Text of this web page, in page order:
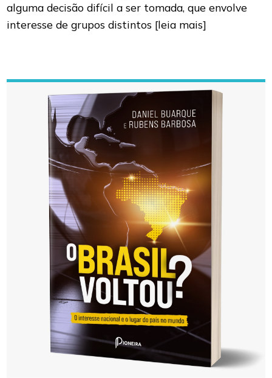
alguma decisão difícil a ser tomada, que envolve
interesse de grupos distintos [leia mais]